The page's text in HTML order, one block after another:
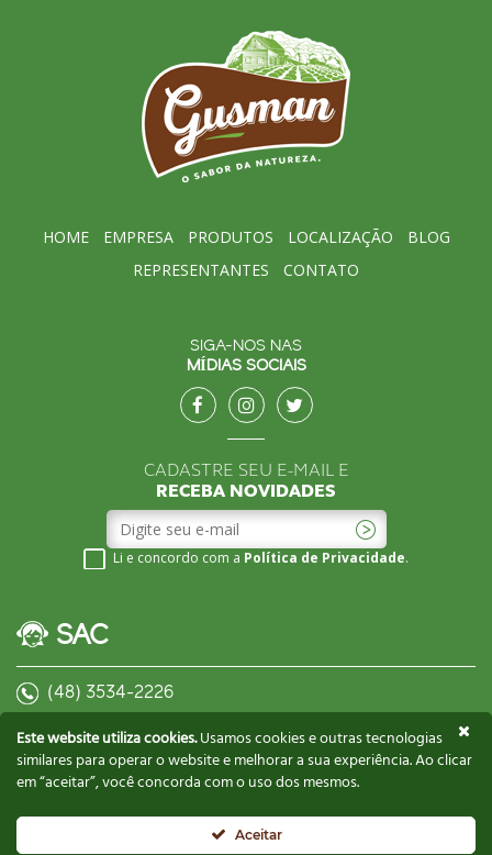
HOME EMPRESA PRODUTOS LOCALIZAÇÃO
BLOG
REPRESENTANTES
CONTATO
SIGA-NOS NAS
MÍDIAS SOCIAIS
CADASTRE SEU E-MAIL E
RECEBA NOVIDADES
Li e concordo com a Política de Privacidade.
SAC
(48) 3534-2226
contato@biscoitosgusman.com.br
CONTATE UM REPRESENTANTE
Este website utiliza cookies.Usamos cookies e outras tecnologias
similares para operar o website e melhorar a sua experiência. Ao clicar
em “aceitar”, você concorda com o uso dos mesmos.
Aceitar